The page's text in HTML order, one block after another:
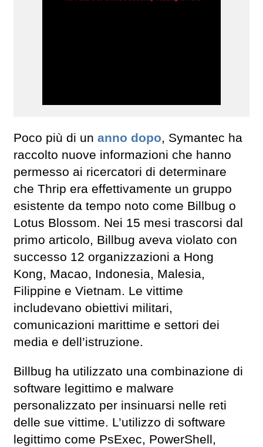
Poco più di un anno dopo, Symantec ha
raccolto nuove informazioni che hanno
permesso ai ricercatori di determinare
che Thrip era effettivamente un gruppo
esistente da tempo noto come Billbug o
Lotus Blossom. Nei 15 mesi trascorsi dal
primo articolo, Billbug aveva violato con
successo 12 organizzazioni a Hong
Kong, Macao, Indonesia, Malesia,
Filippine e Vietnam. Le vittime
includevano obiettivi militari,
comunicazioni marittime e settori dei
media e dell’istruzione.
Billbug ha utilizzato una combinazione di
software legittimo e malware
personalizzato per insinuarsi nelle reti
delle sue vittime. L’utilizzo di software
legittimo come PsExec, PowerShell,